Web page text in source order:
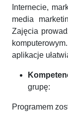
Internecie,
media
Zajęcia
aplikacje
grupę:
Programem